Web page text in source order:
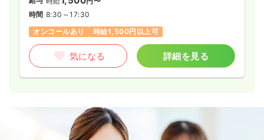
時間 8:30～17:30
オンコールあり
時給1,500円以上可
気になる 詳細を見る